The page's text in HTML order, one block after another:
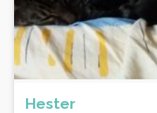
Hester